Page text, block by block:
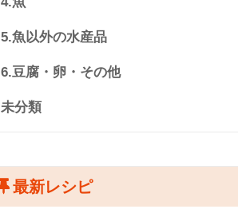
5.魚以外の水産品
6.豆腐・卵・その他
未分類
最新レシピ